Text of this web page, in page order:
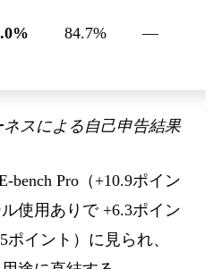
84.7% —
スによる自己申告結果
bench Pro（+10.9ポイン
使用ありで +6.3ポイン
ポイント）に見られ、